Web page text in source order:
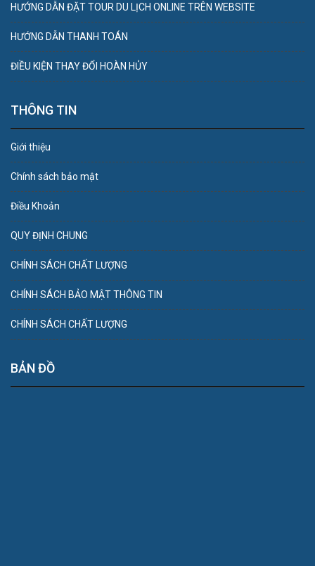
HƯỚNG DẪN ĐẶT TOUR DU LỊCH ONLINE TRÊN WEBSITE
HƯỚNG DẪN THANH TOÁN
ĐIỀU KIỆN THAY ĐỔI HOÀN HỦY
THÔNG TIN
Giới thiệu
Chính sách bảo mật
Điều Khoản
QUY ĐỊNH CHUNG
CHÍNH SÁCH CHẤT LƯỢNG
CHÍNH SÁCH BẢO MẬT THÔNG TIN
CHÍNH SÁCH CHẤT LƯỢNG
BẢN ĐỒ